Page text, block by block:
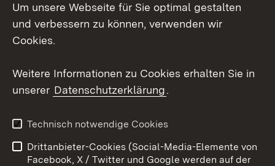
X / Twitter
Youtube
Kontakt
Datenschutz
Barrierefreiheit
Impressum Cookies
Um unsere Webseite für Sie optimal gestalten
und verbessern zu können, verwenden wir
Cookies.
Weitere Informationen zu Cookies erhalten Sie in
unserer Datenschutzerklärung.
Technisch notwendige Cookies
Drittanbieter-Cookies (Social-Media-Elemente von
Facebook, X / Twitter und Google werden auf der